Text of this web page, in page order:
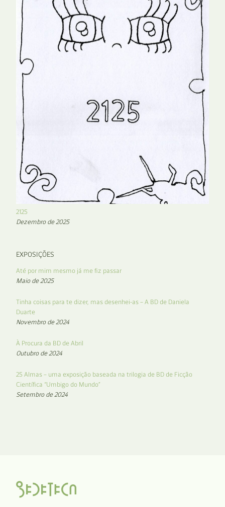
2125
Dezembro de 2025
EXPOSIÇÕES
Até por mim mesmo já me fiz passar
Maio de 2025
Tinha coisas para te dizer, mas desenhei-as – A BD de Daniela
Duarte
Novembro de 2024
À Procura da BD de Abril
Outubro de 2024
25 Almas – uma exposição baseada na trilogia de BD de Ficção
Científica “Umbigo do Mundo”
Setembro de 2024